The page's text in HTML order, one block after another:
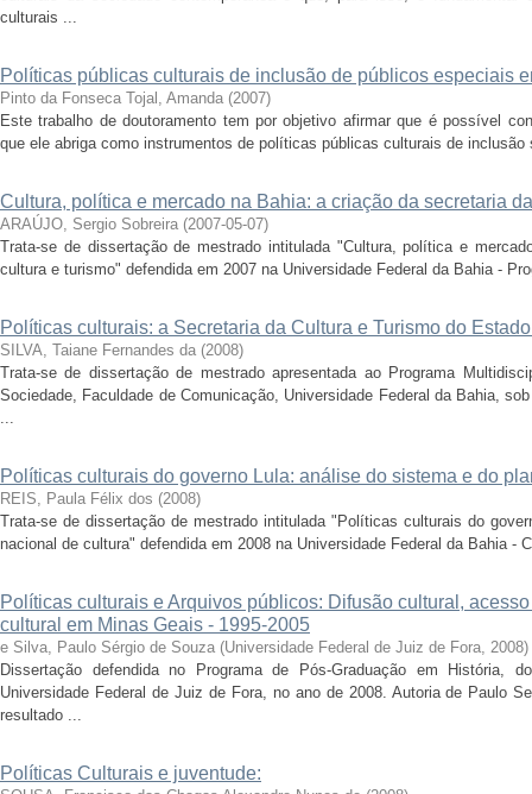
culturais ...
Políticas públicas culturais de inclusão de públicos especiais
Pinto da Fonseca Tojal, Amanda (2007)
Este trabalho de doutoramento tem por objetivo afirmar que é possível
que ele abriga como instrumentos de políticas públicas culturais de
Cultura, política e mercado na Bahia: a criação da secretaria
ARAÚJO, Sergio Sobreira (2007-05-07)
Trata-se de dissertação de mestrado intitulada "Cultura, política e
cultura e turismo" defendida em 2007 na Universidade Federal da Bahia -
Políticas culturais: a Secretaria da Cultura e Turismo do
SILVA, Taiane Fernandes da (2008)
Trata-se de dissertação de mestrado apresentada ao Programa
Sociedade, Faculdade de Comunicação, Universidade Federal da Bahia,
...
Políticas culturais do governo Lula: análise do sistema e do
REIS, Paula Félix dos (2008)
Trata-se de dissertação de mestrado intitulada "Políticas culturais do
nacional de cultura" defendida em 2008 na Universidade Federal da Bahia -
Políticas culturais e Arquivos públicos: Difusão cultural,
cultural em Minas Geais - 1995-2005
e Silva, Paulo Sérgio de Souza (Universidade Federal de Juiz de Fora, 2008)
Dissertação defendida no Programa de Pós-Graduação em História,
Universidade Federal de Juiz de Fora, no ano de 2008. Autoria de Paulo
resultado ...
Políticas Culturais e juventude: